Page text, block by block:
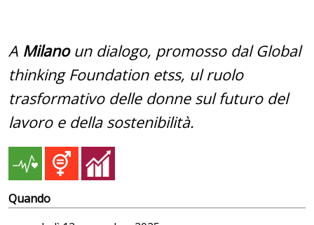
A Milanoun dialogo, promosso dal Global
thinking Foundation etss, ul ruolo
trasformativo delle donne sul futuro del
lavoro e della sostenibilità.
Quando